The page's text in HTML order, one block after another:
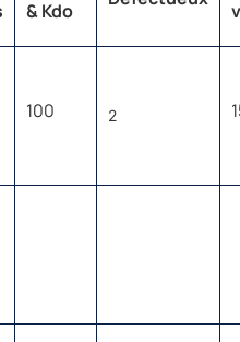
& Kdo
100 2